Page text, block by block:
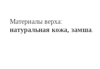
Материалы верха:
натуральная кожа, замша